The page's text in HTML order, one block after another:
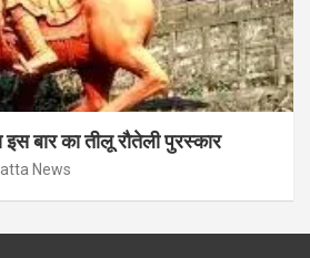
बार का तीलू रौतेली पुरस्कार
News